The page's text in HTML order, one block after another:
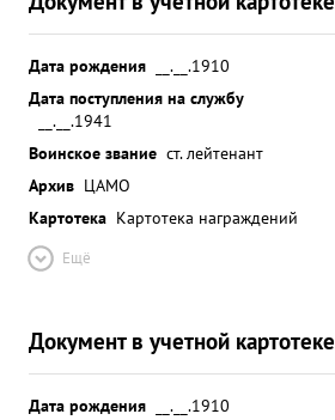
Дата рождения
__.__.1910
Дата поступления на службу
__.__.1941
Воинское звание ст. лейтенант
Архив ЦАМО
Картотека Картотека награждений
Ещё
Документ в учетной картотеке
Дата рождения
__.__.1910